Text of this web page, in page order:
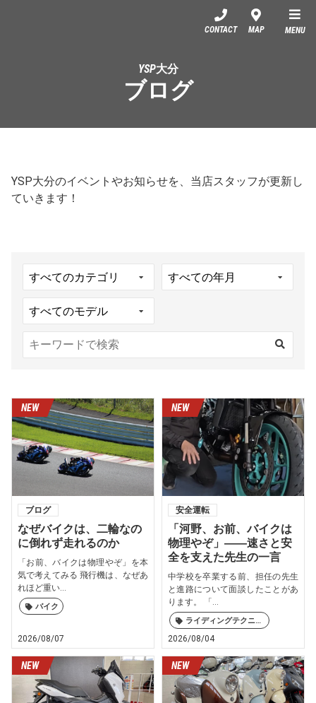
CONTACT MAP MENU
YSP大分
ブログ
YSP大分のイベントやお知らせを、当店スタッフが更新し
ていきます！
ブログ
なぜバイクは、二輪なの
に倒れず走れるのか
「お前、バイクは物理やぞ」を本
気で考えてみる 飛行機は、なぜあ
れほど重い...
バイク
2026/08/07
安全運転
「河野、お前、バイクは
物理やぞ」――速さと安
全を支えた先生の一言
中学校を卒業する前、担任の先生
と進路について面談したことがあ
ります。 「...
ライディングテクニック
2026/08/04